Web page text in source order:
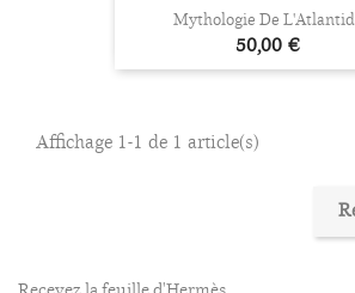
Mythologie De
Prix
50,00 €
Affichage 1-1 de 1 article(s)